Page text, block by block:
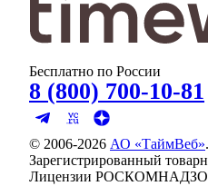
Бесплатно по России
8 (800) 700-10-81
© 2006-2026 АО «ТаймВеб».
Зарегистрированный
Лицензии